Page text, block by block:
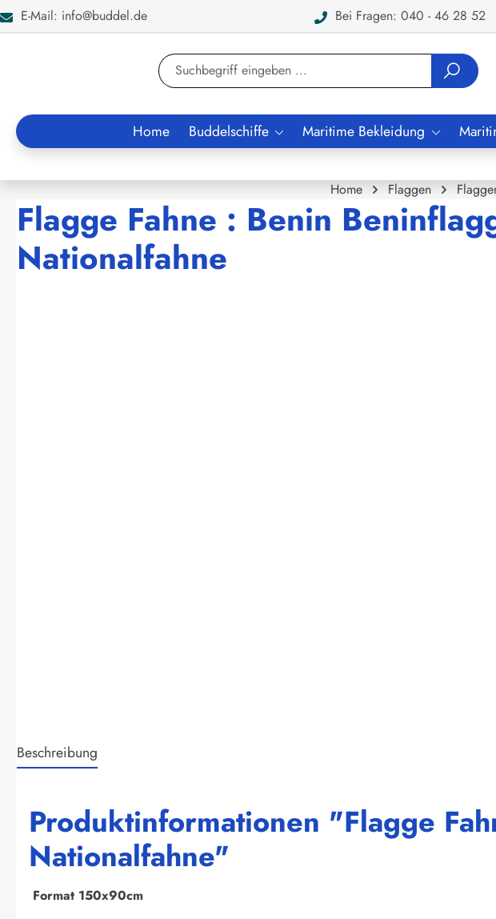
Zur Suche springen
E-Mail: info@buddel.de Bei Fragen: 040 - 46 28 52
Home Buddelschiffe Maritime Bekleidung
Home Flaggen
Flagge Fahne : Benin
Nationalfahne
Beschreibung
Produktinformationen "Flagge
Nationalfahne"
Format 150x90cm